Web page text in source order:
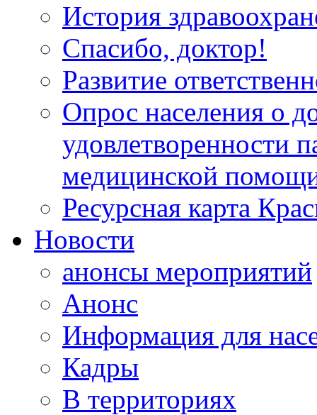
История
Спасибо, доктор!
Развитие
Опрос населения о
удовлетворенности
медицинской
Ресурсная карта
Новости
анонсы мероприятий
Анонс
Информация для
Кадры
В территориях